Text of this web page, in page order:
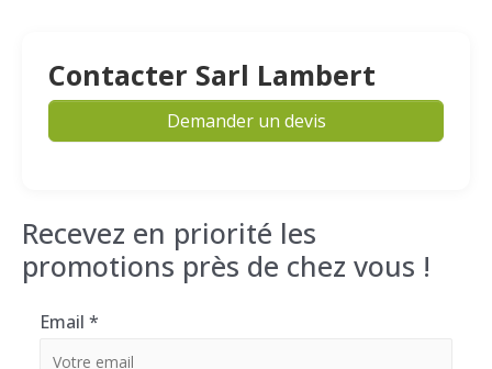
Contacter Sarl Lambert
Demander un devis
Recevez en priorité les
promotions près de chez vous !
Email *